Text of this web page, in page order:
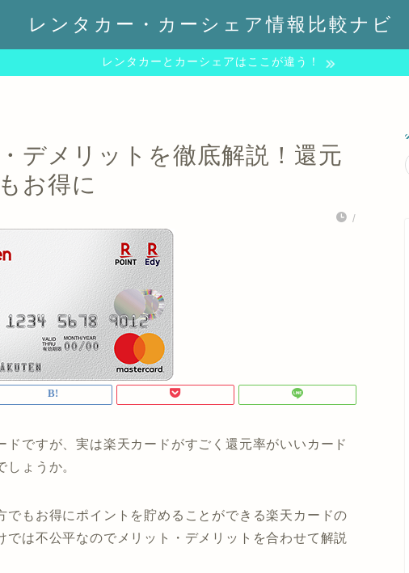
レンタカー・カーシェア情報比較ナビ
レンタカーとカーシェアはここが違う！
デメリットを徹底解説！還元
お得に
/
ドですが、実は楽天カードがすごく還元率がいいカード
ょうか。
もお得にポイントを貯めることができる楽天カードの
は不公平なのでメリット・デメリットを合わせて解説